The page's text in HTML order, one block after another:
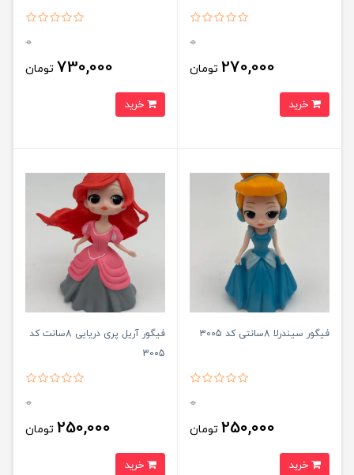
0
270,000 تومان
0
730,000 تومان
فیگور سیندرلا 8سانتی کد 3005
0
250,000 تومان
فیگور آریل پری دریایی 8سانت کد
3005
0
250,000 تومان